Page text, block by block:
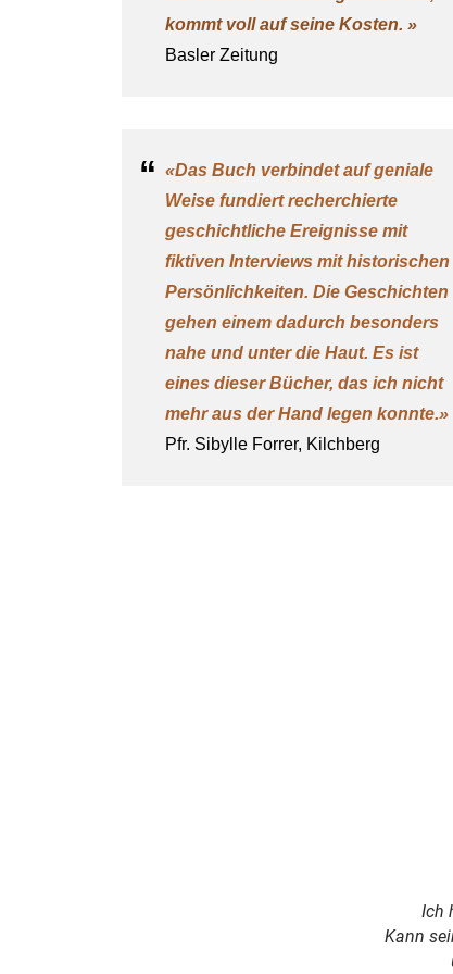
kommt voll auf seine Kosten. »
Basler Zeitung
«Das Buch verbindet auf geniale
Weise fundiert recherchierte
geschichtliche Ereignisse mit
fiktiven Interviews mit historischen
Persönlichkeiten. Die Geschichten
gehen einem dadurch besonders
nahe und unter die Haut. Es ist
eines dieser Bücher, das ich nicht
mehr aus der Hand legen konnte.»
Pfr. Sibylle Forrer, Kilchberg
Ich
Kann